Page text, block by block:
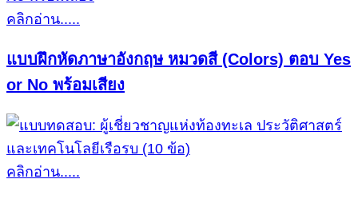
คลิกอ่าน.....
แบบฝึกหัดภาษาอังกฤษ หมวดสี (Colors) ตอบ Yes
or No พร้อมเสียง
คลิกอ่าน.....